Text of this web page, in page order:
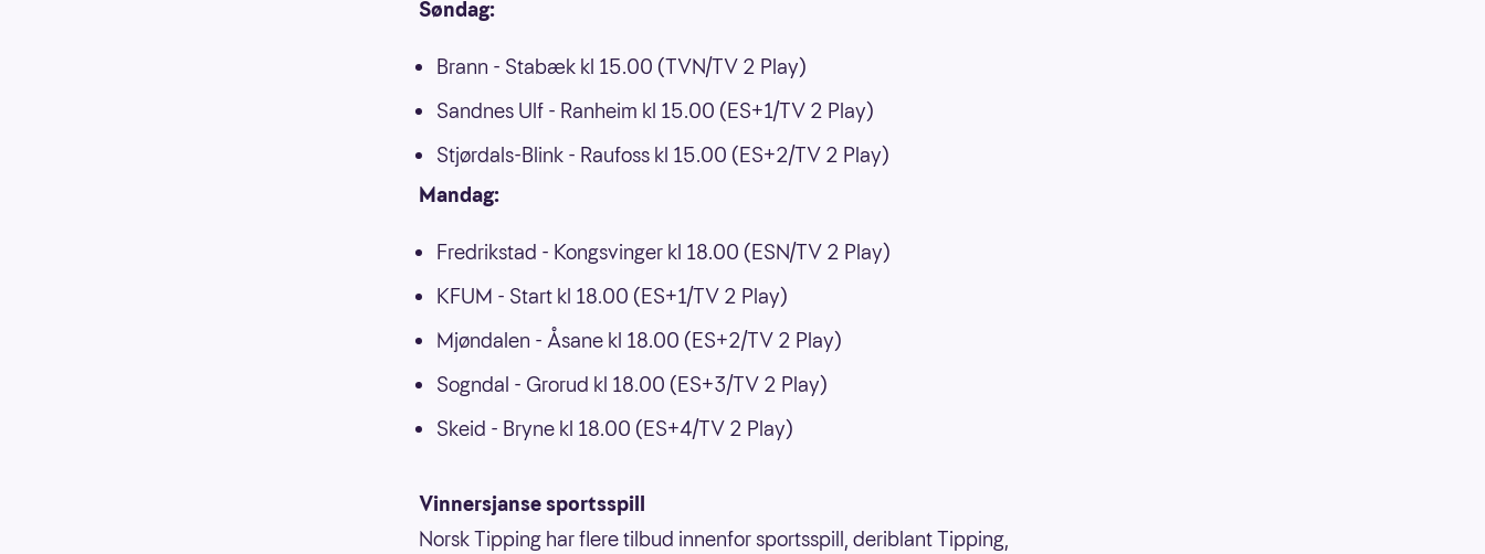
Søndag:
Brann - Stabæk kl 15.00 (TVN/TV 2 Play)
Sandnes Ulf - Ranheim kl 15.00 (ES+1/TV 2 Play)
Stjørdals-Blink - Raufoss kl 15.00 (ES+2/TV 2 Play)
Mandag:
Fredrikstad - Kongsvinger kl 18.00 (ESN/TV 2 Play)
KFUM - Start kl 18.00 (ES+1/TV 2 Play)
Mjøndalen - Åsane kl 18.00 (ES+2/TV 2 Play)
Sogndal - Grorud kl 18.00 (ES+3/TV 2 Play)
Skeid - Bryne kl 18.00 (ES+4/TV 2 Play)
Vinnersjanse sportsspill
Norsk Tipping har flere tilbud innenfor sportsspill, deriblant Tipping,